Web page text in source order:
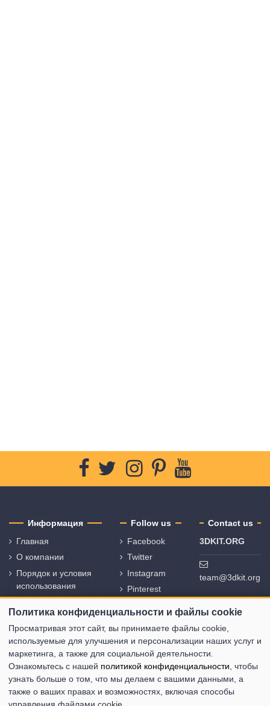
Информация
Главная
О компании
Порядок и условия
использования
Политика
конфиденциальности
и политика
использования
файлов cookie
Свяжитесь с нами
Карта сайта
Follow us
Facebook
Twitter
Instagram
Pinterest
Contact us
3DKIT.ORG
team@3dkit.org
Политика конфиденциальности и файлы cookie
Просматривая этот сайт, вы принимаете файлы cookie,
используемые для улучшения и персонализации наших услуг и
маркетинга, а также для социальной деятельности.
Ознакомьтесь с нашей политикой конфиденциальности , чтобы
узнать больше о том, что мы делаем с вашими данными, а
также о ваших правах и возможностях, включая способы